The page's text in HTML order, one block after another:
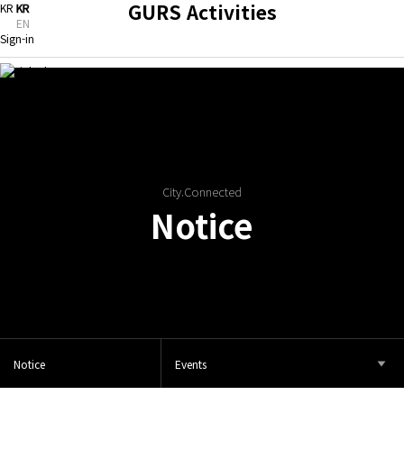
KR KR
EN
Sign-in
GURS Activities
Notice
City.Connected
Notice
Notice Events